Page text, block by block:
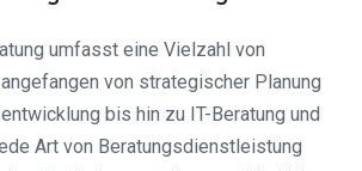
umfasst eine Vielzahl von
von strategischer Planung
bis hin zu IT-Beratung und
Art von Beratungsdienstleistung